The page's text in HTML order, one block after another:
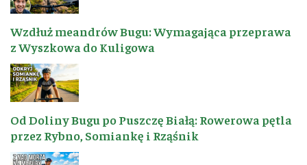
Wzdłuż meandrów Bugu: Wymagająca przeprawa
z Wyszkowa do Kuligowa
Od Doliny Bugu po Puszczę Białą: Rowerowa pętla
przez Rybno, Somiankę i Rząśnik